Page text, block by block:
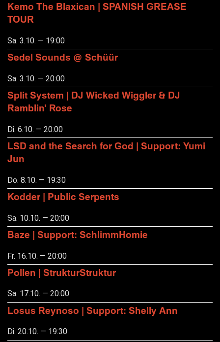
Kemo The Blaxican | SPANISH GREASE
TOUR
Sa. 3.10. — 19:00
Sedel Sounds @ Schüür
Sa. 3.10. — 20:00
Split System | DJ Wicked Wiggler & DJ
Ramblin' Rose
Di. 6.10. — 20:00
LSD and the Search for God | Support: Yumi
Jun
Do. 8.10. — 19:30
Kodder | Public Serpents
Sa. 10.10. — 20:00
Baze | Support: SchlimmHomie
Fr. 16.10. — 20:00
Pollen | StrukturStruktur
Sa. 17.10. — 20:00
Losus Reynoso | Support: Shelly Ann
Di. 20.10. — 19:30